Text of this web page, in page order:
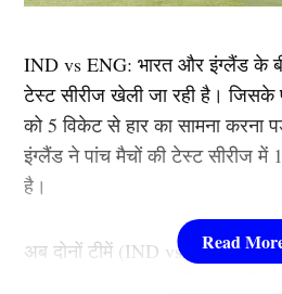
IND vs ENG: भारत और इंग्लैंड के
टेस्ट सीरीज खेली जा रही है। जिसके
को 5 विकेट से हार का सामना
इंग्लैंड ने पांच मैचों की टेस्ट सीरीज में
है।
अब दोनों टीमें (IND vs ENG) 2